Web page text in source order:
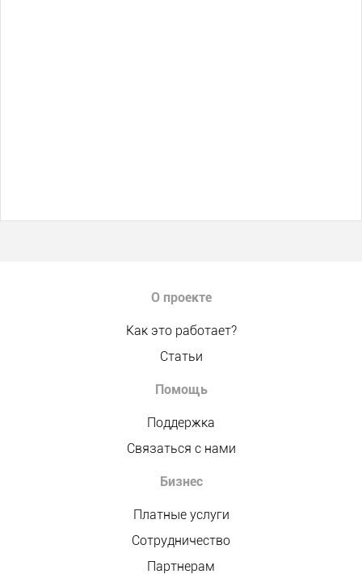
О проекте
Как это работает?
Статьи
Помощь
Поддержка
Связаться с нами
Бизнес
Платные услуги
Сотрудничество
Партнерам